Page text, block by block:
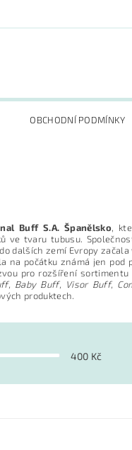
OBCHODNÍ PODMÍNKY
Buff S.A. Španělsko,
ve tvaru tubusu.
dalších zemí Evropy
na počátku známá jen pod
pro rozšíření
Baby Buff, Visor Buff,
produktech.
400 Kč